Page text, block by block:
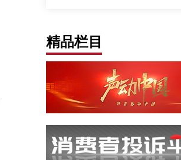
精品栏目